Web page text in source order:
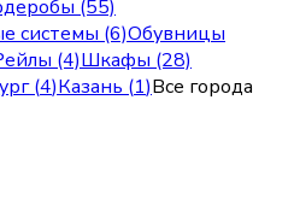
(55)
системы (6)Обувницы
(4)Шкафы (28)
(4)Казань (1)Все города